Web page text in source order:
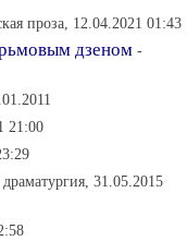
проза, 12.04.2021 01:43
дзеном -
21:00
31.05.2015